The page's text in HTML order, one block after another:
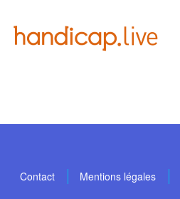
Contact Mentions légales